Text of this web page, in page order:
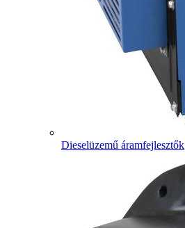
Dieselüzemű áramfejlesztők